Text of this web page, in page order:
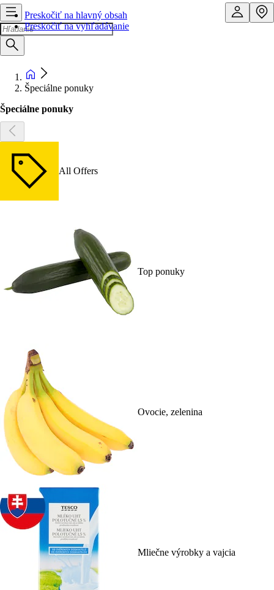
Preskočiť na hlavný obsah
Preskočiť na vyhľadávanie
Špeciálne ponuky
Špeciálne ponuky
All Offers
Top ponuky
Ovocie, zelenina
Mliečne výrobky a vajcia